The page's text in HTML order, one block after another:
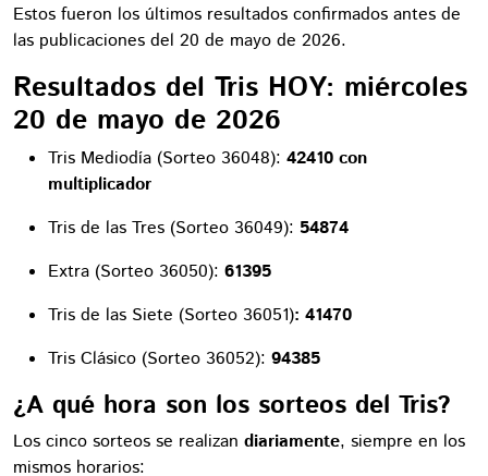
Estos fueron los últimos resultados confirmados antes de
las publicaciones del 20 de mayo de 2026.
Resultados del Tris HOY: miércoles
20 de mayo de 2026
Tris Mediodía (Sorteo 36048): 42410 con
multiplicador
Tris de las Tres (Sorteo 36049): 54874
Extra (Sorteo 36050): 61395
Tris de las Siete (Sorteo 36051): 41470
Tris Clásico (Sorteo 36052): 94385
¿A qué hora son los sorteos del Tris?
Los cinco sorteos se realizan diariamente, siempre en los
mismos horarios: